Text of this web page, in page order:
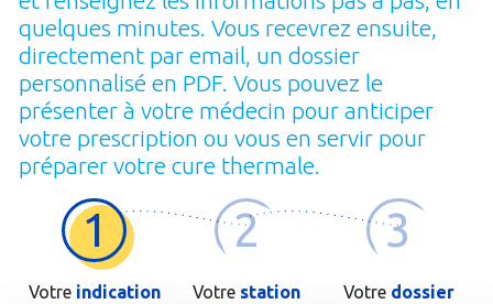
quelques minutes. Vous recevrez ensuite,
directement par email, un dossier
personnalisé en PDF. Vous pouvez le
présenter à votre médecin pour anticiper
votre prescription ou vous en servir pour
préparer votre cure thermale.
1
Votre indication
2
Votre station
3
Votre dossier